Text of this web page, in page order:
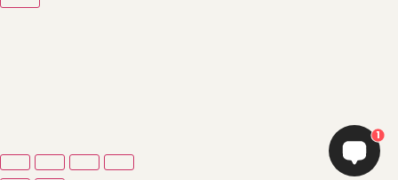
1